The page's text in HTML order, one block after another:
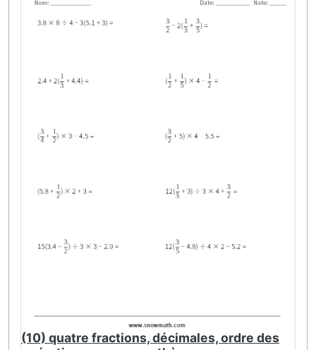
(10) quatre fractions, décimales, ordre des